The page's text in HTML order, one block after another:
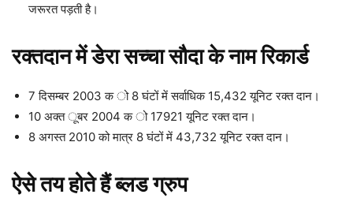
जरूरत पड़ती है।
रक्तदान में डेरा सच्चा सौदा के नाम रिकार्ड
7 दिसम्बर 2003 क ो 8 घंटों में सर्वाधिक 15,432 यूनिट रक्त दान।
10 अक्त ूबर 2004 क ो 17921 यूनिट रक्त दान।
8 अगस्त 2010 को मात्र 8 घंटों में 43,732 यूनिट रक्त दान।
ऐसे तय होते हैं ब्लड ग्रुप